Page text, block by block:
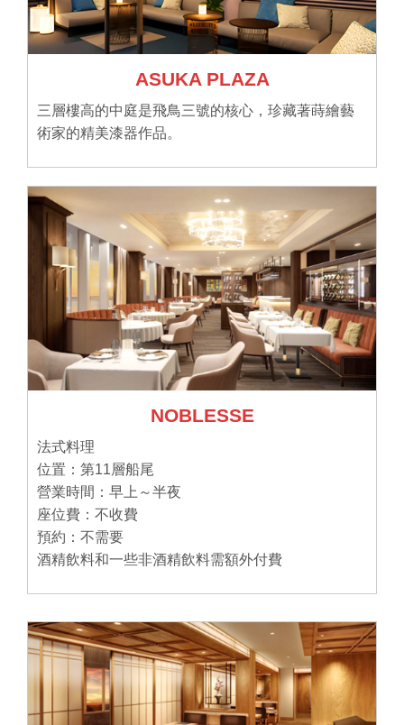
ASUKA PLAZA
三層樓高的中庭是飛鳥三號的核心，珍藏著蒔繪藝
術家的精美漆器作品。
NOBLESSE
法式料理
位置：第11層船尾
營業時間：早上～半夜
座位費：不收費
預約：不需要
酒精飲料和一些非酒精飲料需額外付費